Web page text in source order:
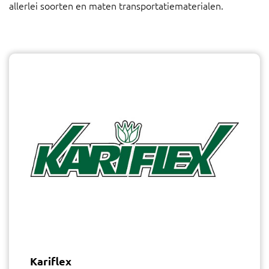
allerlei soorten en maten transportatiematerialen.
Kariflex